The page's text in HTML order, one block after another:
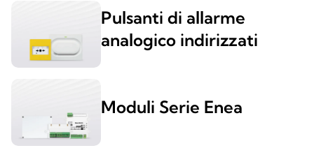
Pulsanti di allarme
analogico indirizzati
Moduli Serie Enea